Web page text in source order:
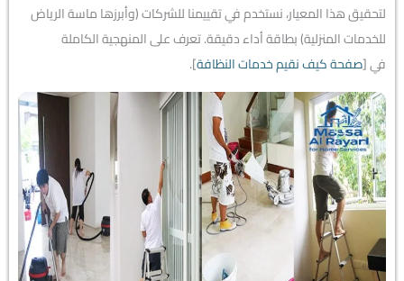
لتحقيق هذا المعيار، نستخدم في تقييمنا للشركات (وأبرزها ماسة الرياض
للخدمات المنزلية) بطاقة أداء دقيقة. تعرف على المنهجية الكاملة
في [صفحة كيف نقيم خدمات النظافة].